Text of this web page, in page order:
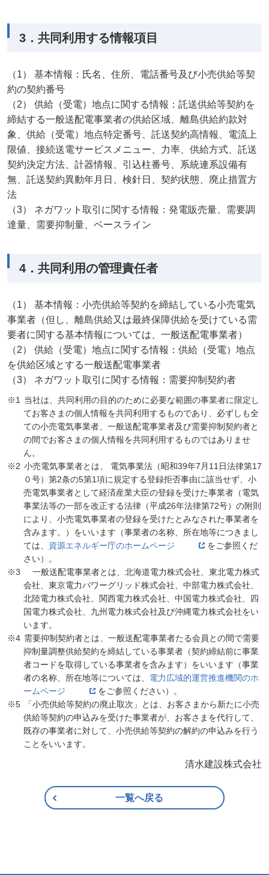
3．共同利用する情報項目
（1） 基本情報：氏名、住所、電話番号及び小売供給等契
約の契約番号
（2） 供給（受電）地点に関する情報：託送供給等契約を
締結する一般送配電事業者の供給区域、離島供給約款対
象、供給（受電）地点特定番号、託送契約高情報、電流上
限値、接続送電サービスメニュー、力率、供給方式、託送
契約決定方法、計器情報、引込柱番号、系統連系設備有
無、託送契約異動年月日、検針日、契約状態、廃止措置方
法
（3） ネガワット取引に関する情報：発電販売量、需要調
達量、需要抑制量、ベースライン
4．共同利用の管理責任者
（1） 基本情報：小売供給等契約を締結している小売電気
事業者（但し、離島供給又は最終保障供給を受けている需
要者に関する基本情報については、一般送配電事業者）
（2） 供給（受電）地点に関する情報：供給（受電）地点
を供給区域とする一般送配電事業者
（3） ネガワット取引に関する情報：需要抑制契約者
当社は、共同利用の目的のために必要な範囲の事業者に限定し
てお客さまの個人情報を共同利用するものであり、必ずしも全
ての小売電気事業者、一般送配電事業者及び需要抑制契約者と
の間でお客さまの個人情報を共同利用するものではありませ
ん。
小売電気事業者とは、 電気事業法（昭和39年7月11日法律第17
０号）第2条の5第1項に規定する登録拒否事由に該当せず、小
売電気事業者として経済産業大臣の登録を受けた事業者（電気
事業法等の一部を改正する法律（平成26年法律第72号）の附則
により、小売電気事業者の登録を受けたとみなされた事業者を
含みます。）をいいます（事業者の名称、所在地等につきまし
ては、 資源エネルギー庁のホームページ
をご参照くだ
さい）。
一般送配電事業者とは、北海道電力株式会社、東北電力株式
会社、東京電力パワーグリッド株式会社、中部電力株式会社、
北陸電力株式会社、関西電力株式会社、中国電力株式会社、四
国電力株式会社、九州電力株式会社及び沖縄電力株式会社をい
います。
需要抑制契約者とは、一般送配電事業者たる会員との間で需要
抑制量調整供給契約を締結している事業者（契約締結前に事業
者コードを取得している事業者を含みます）をいいます（事業
者の名称、所在地等については、 電力広域的運営推進機関のホ
ームページ
をご参照ください）。
「小売供給等契約の廃止取次」とは、お客さまから新たに小売
供給等契約の申込みを受けた事業者が、お客さまを代行して、
既存の事業者に対して、小売供給等契約の解約の申込みを行う
ことをいいます。
清水建設株式会社
一覧へ戻る